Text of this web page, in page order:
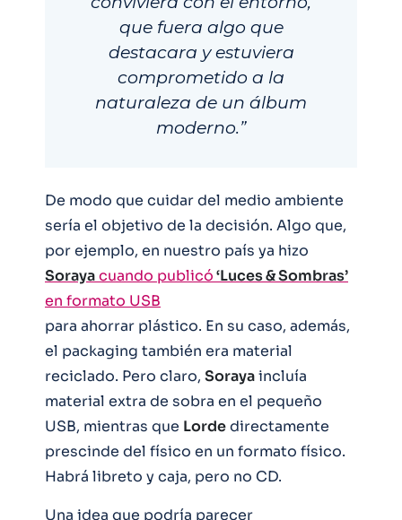
que fuera algo que
destacara y estuviera
comprometido a la
naturaleza de un álbum
moderno.”
De modo que cuidar del medio ambiente
sería el objetivo de la decisión. Algo que,
por ejemplo, en nuestro país ya hizo
Sorayacuando publicó‘Luces & Sombras’
en formato USB
para ahorrar plástico. En su caso, además,
el packaging también era material
reciclado. Pero claro, Sorayaincluía
material extra de sobra en el pequeño
USB, mientras que Lordedirectamente
prescinde del físico en un formato físico.
Habrá libreto y caja, pero no CD.
Una idea que podría parecer